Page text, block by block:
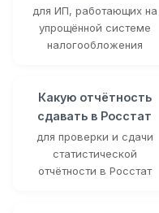
для ИП, работающих на
упрощённой системе
налогообложения
Какую отчётность
сдавать в Росстат
для проверки и сдачи
статистической
отчётности в Росстат